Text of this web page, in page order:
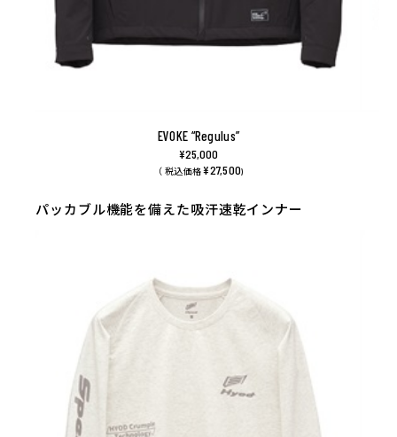
EVOKE “Regulus”
¥25,000
（ 税込価格¥27,500)
パッカブル機能を備えた吸汗速乾インナー